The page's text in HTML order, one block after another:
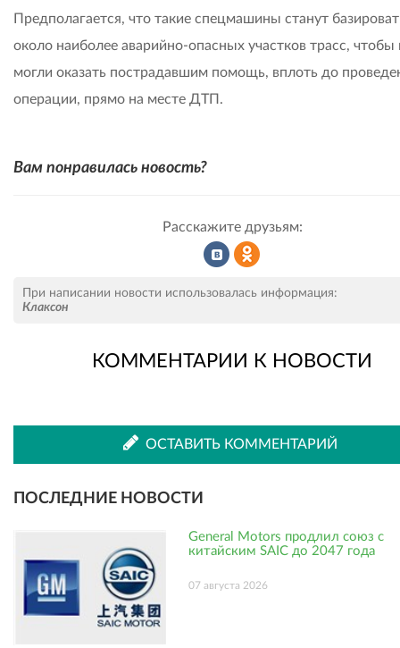
Предполагается, что такие спецмашины станут
около наиболее аварийно-опасных участков трасс, чтобы
могли оказать пострадавшим помощь, вплоть до
операции, прямо на месте ДТП.
Вам понравилась новость?
Расскажите друзьям:
во
ВКонтакте
Одноклассниках
При написании новости использовалась информация:
Клаксон
КОММЕНТАРИИ К НОВОСТИ
ОСТАВИТЬ КОММЕНТАРИЙ
ПОСЛЕДНИЕ НОВОСТИ
General Motors продлил союз с
китайским SAIC до 2047 года
07 августа 2026